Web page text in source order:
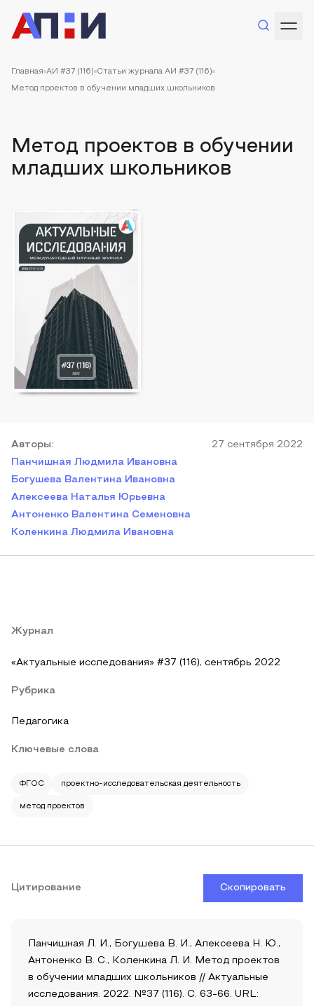
Главная АИ #37 (116) Статьи журнала АИ #37 (116)
Метод проектов в обучении младших школьников
Метод проектов в обучении
младших школьников
Авторы:
Панчишная Людмила Ивановна
Богушева Валентина Ивановна
Алексеева Наталья Юрьевна
Антоненко Валентина Семеновна
Коленкина Людмила Ивановна
27 сентября 2022
Журнал
«Актуальные исследования» #37 (116), сентябрь 2022
Рубрика
Педагогика
Ключевые слова
ФГОС проектно-исследовательская деятельность
метод проектов
Цитирование Скопировать
Панчишная Л. И., Богушева В. И., Алексеева Н. Ю.,
Антоненко В. С., Коленкина Л. И. Метод проектов
в обучении младших школьников // Актуальные
исследования. 2022. №37 (116). С. 63-66. URL: